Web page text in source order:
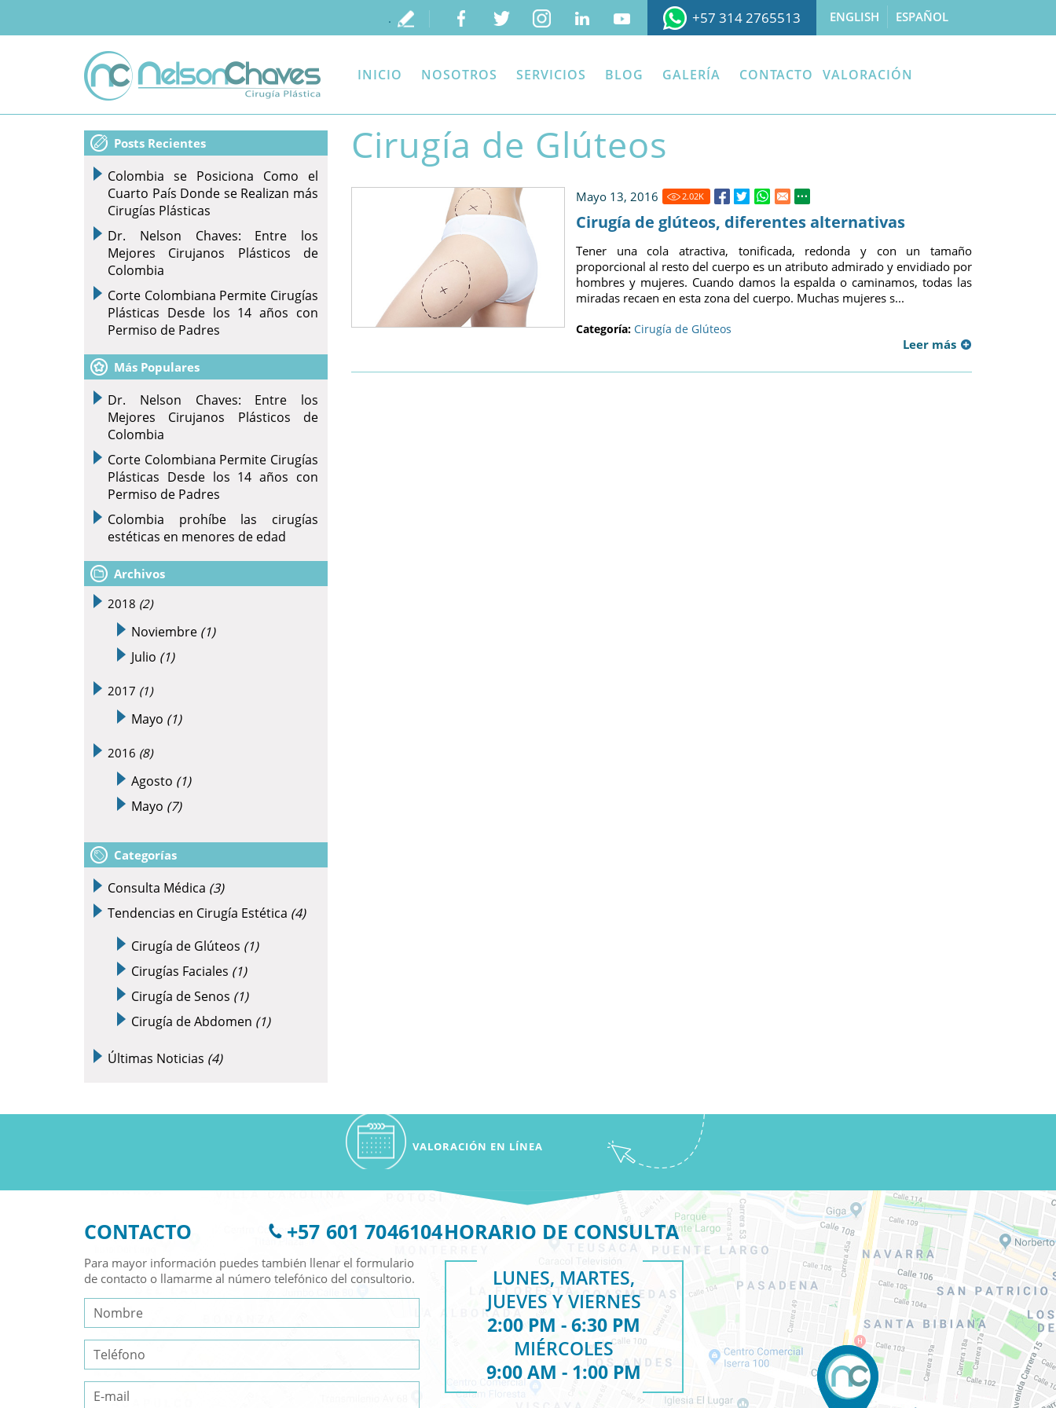
ENGLISH ESPAÑOL
+57 314 2765513
.
INICIO NOSOTROS SERVICIOS BLOG GALERÍA CONTACTO VALORACIÓN
Cirugía de Glúteos
Mayo 13, 2016 2.02K
Cirugía de glúteos, diferentes alternativas
Tener una cola atractiva, tonificada, redonda y con un tamaño
proporcional al resto del cuerpo es un atributo admirado y envidiado por
hombres y mujeres. Cuando damos la espalda o caminamos, todas las
miradas recaen en esta zona del cuerpo. Muchas mujeres s...
Categoría: Cirugía de Glúteos
Leer más
Posts Recientes
Colombia se Posiciona Como el
Cuarto País Donde se Realizan más
Cirugías Plásticas
Dr. Nelson Chaves: Entre los
Mejores Cirujanos Plásticos de
Colombia
Corte Colombiana Permite Cirugías
Plásticas Desde los 14 años con
Permiso de Padres
Más Populares
Dr. Nelson Chaves: Entre los
Mejores Cirujanos Plásticos de
Colombia
Corte Colombiana Permite Cirugías
Plásticas Desde los 14 años con
Permiso de Padres
Colombia prohíbe las cirugías
estéticas en menores de edad
Archivos
2018 (2)
Noviembre (1)
Julio (1)
2017 (1)
Mayo (1)
2016 (8)
Agosto (1)
Mayo (7)
Categorías
Consulta Médica (3)
Tendencias en Cirugía Estética (4)
Cirugía de Glúteos (1)
Cirugías Faciales (1)
Cirugía de Senos (1)
Cirugía de Abdomen (1)
Últimas Noticias (4)
VALORACIÓN EN LÍNEA
CONTACTO HORARIO DE CONSULTA
LUNES, MARTES,
JUEVES Y VIERNES
2:00 PM - 6:30 PM
MIÉRCOLES
9:00 AM - 1:00 PM
+57 601 7046104
Para mayor información puedes también llenar el formulario
de contacto o llamarme al número telefónico del consultorio.